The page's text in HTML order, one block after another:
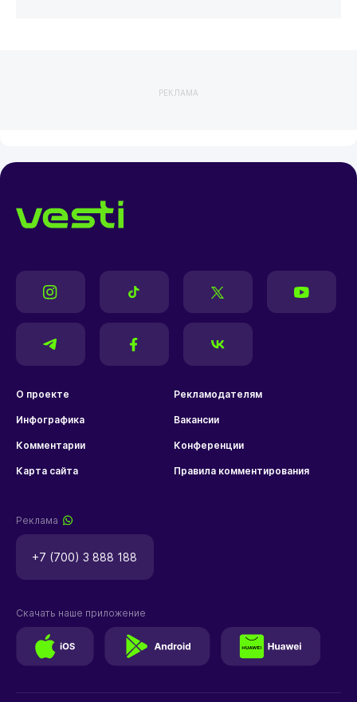
РЕКЛАМА
О проекте Рекламодателям
Инфографика Вакансии
Комментарии Конференции
Карта сайта Правила комментирования
Реклама
+7 (700) 3 888 188
Скачать наше приложение